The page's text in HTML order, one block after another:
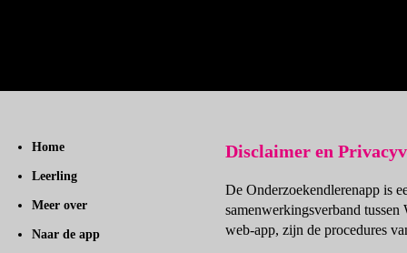
Home
Leerling
Meer over
Naar de app
Disclaimer en
De Onderzoekendlerenapp is
samenwerkingsverband
web-app, zijn de procedures